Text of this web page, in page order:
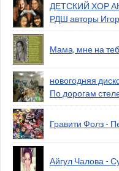
ДЕТСКИЙ ХОР
РДШ авторы
Мама, мне на
новогодняя
По дорогам
Гравити Фолз -
Айгул Чалова -